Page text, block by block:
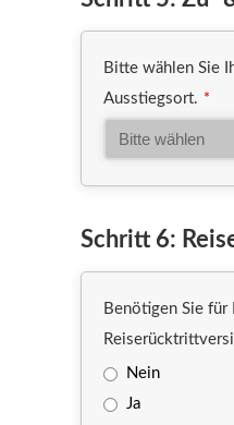
Bitte wählen Sie
Ausstiegsort. *
Schritt 6:
Benötigen Sie für
Nein
Ja